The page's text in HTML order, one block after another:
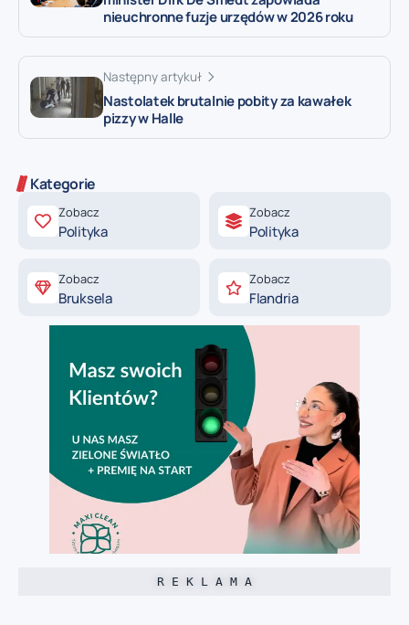
nieuchronne fuzje urzędów w 2026 roku
Następny artykuł
Nastolatek brutalnie pobity za kawałek
pizzy w Halle
Kategorie
Zobacz
Polityka
Zobacz
Polityka
Zobacz
Bruksela
Zobacz
Flandria
R E K L A M A